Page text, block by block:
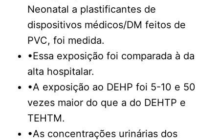
Neonatal a plastificantes de
dispositivos médicos/DM feitos de
PVC, foi medida.
•Essa exposição foi comparada à da
alta hospitalar.
•A exposição ao DEHP foi 5-10 e 50
vezes maior do que a do DEHTP e
TEHTM.
•As concentrações urinárias dos